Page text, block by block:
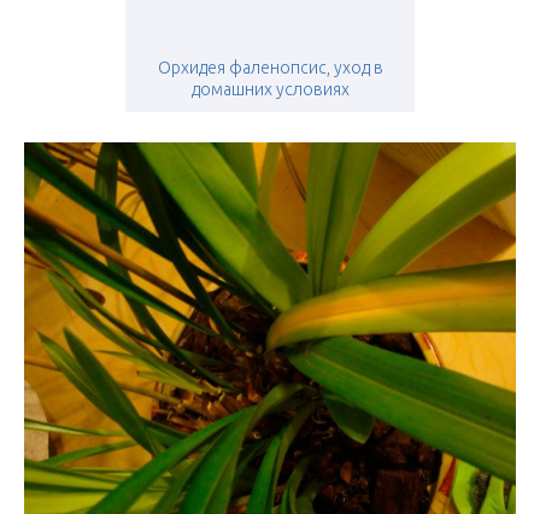
Орхидея фаленопсис, уход в
домашних условиях